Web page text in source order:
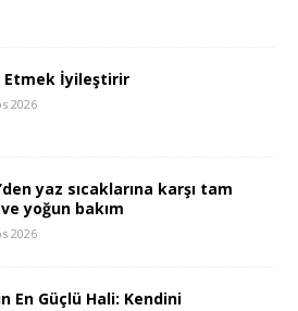
Etmek İyileştirir
2026
yaz sıcaklarına karşı tam
yoğun bakım
2026
En Güçlü Hali: Kendini